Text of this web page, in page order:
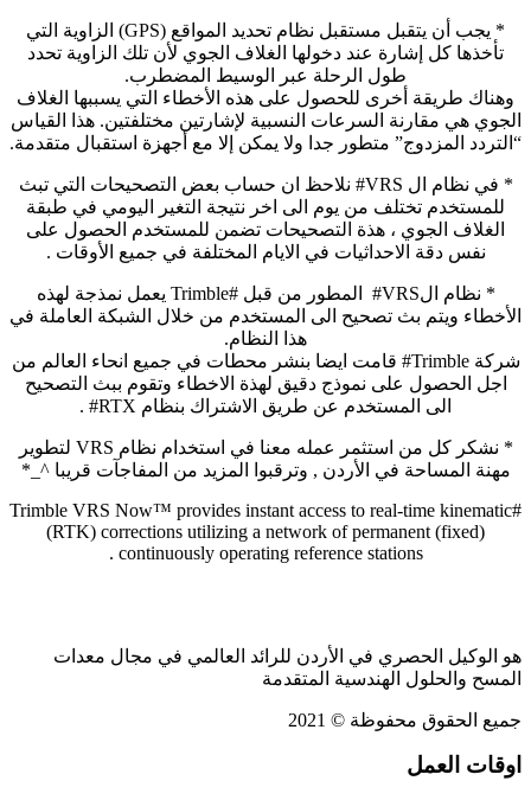
* يجب أن يتقبل مستقبل نظام تحديد المواقع (GPS) الزاوية التي
تأخذها كل إشارة عند دخولها الغلاف الجوي لأن تلك الزاوية تحدد
طول الرحلة عبر الوسيط المضطرب.
وهناك طريقة أخرى للحصول على هذه الأخطاء التي يسببها الغلاف
الجوي هي مقارنة السرعات النسبية لإشارتين مختلفتين. هذا القياس
“التردد المزدوج” متطور جدا ولا يمكن إلا مع أجهزة استقبال متقدمة.
* في نظام ال VRS# نلاحظ ان حساب بعض التصحيحات التي تبث
للمستخدم تختلف من يوم الى اخر نتيجة التغير اليومي في طبقة
الغلاف الجوي ، هذة التصحيحات تضمن للمستخدم الحصول على
نفس دقة الاحداثيات في الايام المختلفة في جميع الأوقات .
* نظام الVRS# المطور من قبل #Trimble يعمل نمذجة لهذه
الأخطاء ويتم بث تصحيح الى المستخدم من خلال الشبكة العاملة في
هذا النظام.
شركة Trimble# قامت ايضا بنشر محطات في جميع انحاء العالم من
اجل الحصول على نموذج دقيق لهذة الاخطاء وتقوم ببث التصحيح
الى المستخدم عن طريق الاشتراك بنظام RTX# .
* نشكر كل من استثمر عمله معنا في استخدام نظام VRS لتطوير
مهنة المساحة في الأردن , وترقبوا المزيد من المفاجآت قريبا ^_*
#Trimble VRS Now™ provides instant access to real-time kinematic
(RTK) corrections utilizing a network of permanent (fixed)
continuously operating reference stations .
هو الوكيل الحصري في الأردن للرائد العالمي في مجال معدات
المسح والحلول الهندسية المتقدمة
جميع الحقوق محفوظة © 2021
اوقات العمل